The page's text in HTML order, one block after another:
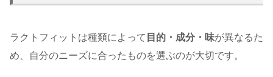
ラクトフィットは種類によって 目的・成分・味が異なるた
め、自分のニーズに合ったものを選ぶのが大切です。